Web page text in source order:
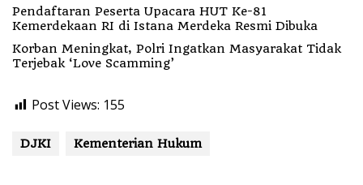
Pendaftaran Peserta Upacara HUT Ke-81
Kemerdekaan RI di Istana Merdeka Resmi Dibuka
Korban Meningkat, Polri Ingatkan Masyarakat Tidak
Terjebak ‘Love Scamming’
Post Views: 155
DJKI Kementerian Hukum